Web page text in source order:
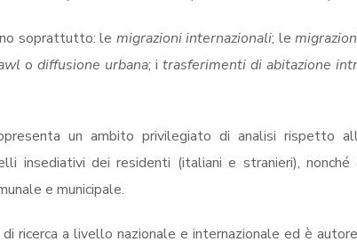
soprattutto: le migrazioni internazionali; le
o diffusione urbana; i trasferimenti di abitazione
un ambito privilegiato di analisi rispetto
insediativi dei residenti (italiani e stranieri),
e municipale.
ricerca a livello nazionale e internazionale ed è